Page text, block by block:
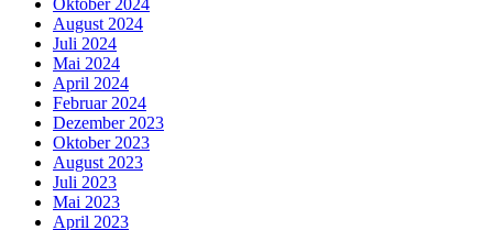
Oktober 2024
August 2024
Juli 2024
Mai 2024
April 2024
Februar 2024
Dezember 2023
Oktober 2023
August 2023
Juli 2023
Mai 2023
April 2023